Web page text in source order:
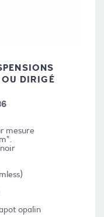
DIRIGÉ
mesure
opalin